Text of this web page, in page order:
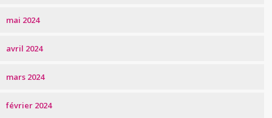
mai 2024
avril 2024
mars 2024
février 2024